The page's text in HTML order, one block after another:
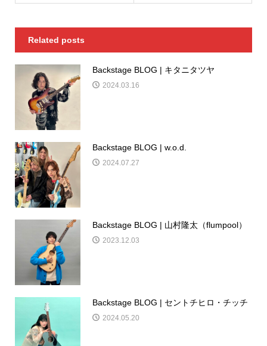
Related posts
Backstage BLOG | キタニタツヤ
2024.03.16
Backstage BLOG | w.o.d.
2024.07.27
Backstage BLOG | 山村隆太（flumpool）
2023.12.03
Backstage BLOG | セントチヒロ・チッチ
2024.05.20